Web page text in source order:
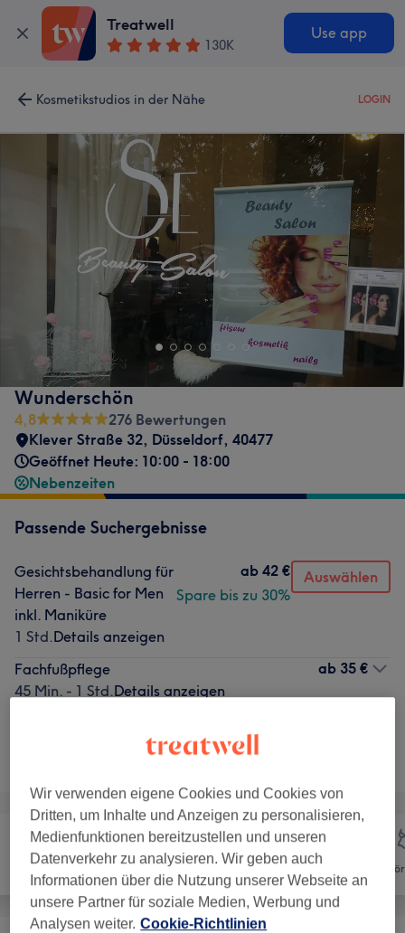
Treatwell
130K
Use app
Kosmetikstudios in der Nähe LOGIN
Wunderschön
4,8
276 Bewertungen
Klever Straße 32, Düsseldorf, 40477
Geöffnet Heute: 10:00 - 18:00
Nebenzeiten
Passende Suchergebnisse
Gesichtsbehandlung für
Herren - Basic for Men
inkl. Maniküre
1 Std.Details anzeigen
ab 42 €
Spare bis zu 30%
Auswählen
Fachfußpflege
45 Min. - 1 Std.Details anzeigen
ab 35 €
Nicht gefunden wonach du gesucht hast?
Nägel Gesicht
Wir verwenden eigene Cookies und Cookies von
Dritten, um Inhalte und Anzeigen zu personalisieren,
Medienfunktionen bereitzustellen und unseren
Datenverkehr zu analysieren. Wir geben auch
Informationen über die Nutzung unserer Webseite an
unsere Partner für soziale Medien, Werbung und
Analysen weiter. Cookie-Richtlinien